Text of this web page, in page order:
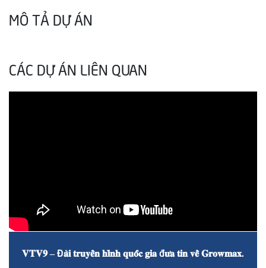
MÔ TẢ DỰ ÁN
CÁC DỰ ÁN LIÊN QUAN
𝐕𝐓𝐕𝟗 – Đ𝐚̀𝐢 𝐭𝐫𝐮𝐲𝐞̂̀𝐧 𝐡𝐢̀𝐧𝐡 𝐪𝐮𝐨̂́𝐜 𝐠𝐢𝐚 đ𝐮̛𝐚 𝐭𝐢𝐧 𝐯𝐞̂̀ 𝐆𝐫𝐨𝐰𝐦𝐚𝐱.